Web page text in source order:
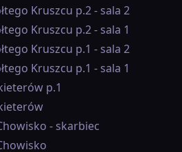
Kruszcu p.2 - sala 2
Kruszcu p.2 - sala 1
Kruszcu p.1 - sala 2
Kruszcu p.1 - sala 1
p.1
- skarbiec